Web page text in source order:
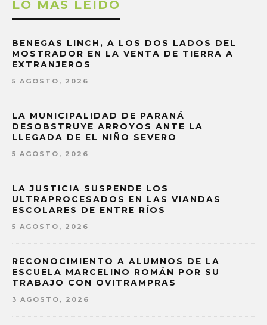
LO MAS LEÍDO
BENEGAS LINCH, A LOS DOS LADOS DEL
MOSTRADOR EN LA VENTA DE TIERRA A
EXTRANJEROS
5 AGOSTO, 2026
LA MUNICIPALIDAD DE PARANÁ
DESOBSTRUYE ARROYOS ANTE LA
LLEGADA DE EL NIÑO SEVERO
5 AGOSTO, 2026
LA JUSTICIA SUSPENDE LOS
ULTRAPROCESADOS EN LAS VIANDAS
ESCOLARES DE ENTRE RÍOS
5 AGOSTO, 2026
RECONOCIMIENTO A ALUMNOS DE LA
ESCUELA MARCELINO ROMÁN POR SU
TRABAJO CON OVITRAMPRAS
3 AGOSTO, 2026